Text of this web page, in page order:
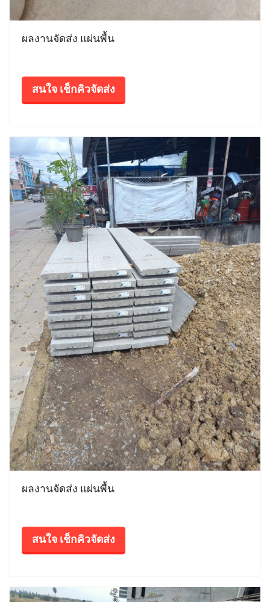
ผลงานจัดส่ง แผ่นพื้น
สนใจ เช็กคิวจัดส่ง
ผลงานจัดส่ง แผ่นพื้น
สนใจ เช็กคิวจัดส่ง